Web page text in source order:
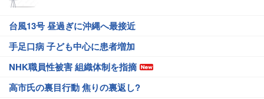
台風13号 昼過ぎに沖縄へ最接近
手足口病 子ども中心に患者増加
NHK職員性被害 組織体制を指摘
高市氏の裏目行動 焦りの裏返し?